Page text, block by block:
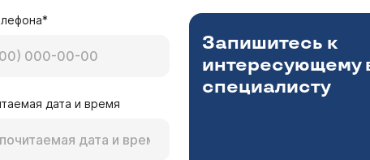
магнитолазеротерапия 10.
дата и время
Запишитесь к
интересующему
специалисту